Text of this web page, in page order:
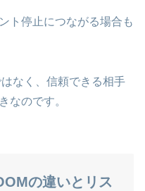
ト停止につながる場合も
なく、信頼できる相手
なのです。
の違いとリス